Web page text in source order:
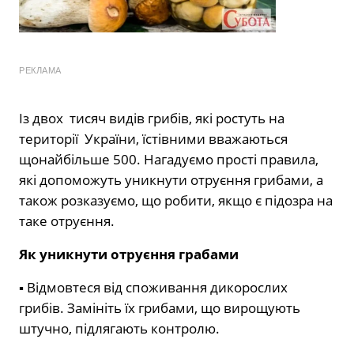
РЕКЛАМА
Із двох тисяч видів грибів, які ростуть на
території України, їстівними вважаються
щонайбільше 500. Нагадуємо прості правила,
які допоможуть уникнути отруєння грибами, а
також розказуємо, що робити, якщо є підозра на
таке отруєння.
Як уникнути отруєння грабами
▪ Відмовтеся від споживання дикорослих
грибів. Замініть їх грибами, що вирощують
штучно, підлягають контролю.